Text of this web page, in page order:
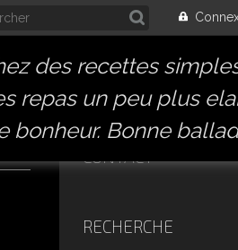
des recettes
repas un peu plus
bonheur. Bonne
CONTACT
RECHERCHE